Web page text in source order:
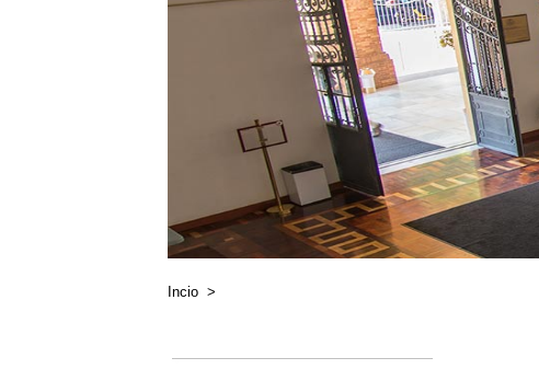
Incio >